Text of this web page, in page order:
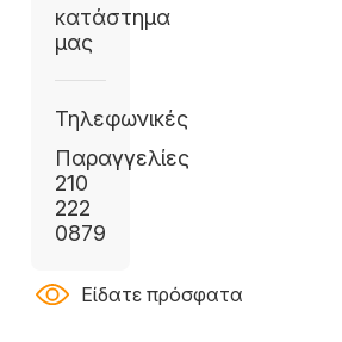
κατάστημα
μας
Τηλεφωνικές
Παραγγελίες
210
222
0879
Είδατε πρόσφατα